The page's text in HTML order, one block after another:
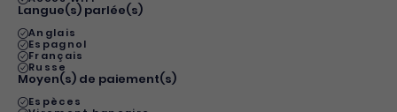
Langue(s) parlée(s)
Anglais
Espagnol
Français
Russe
Moyen(s) de paiement(s)
Espèces